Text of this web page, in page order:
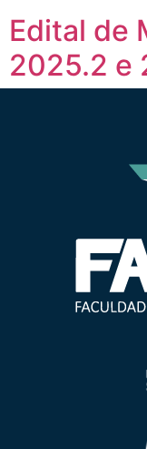
Edital de
2025.2 e